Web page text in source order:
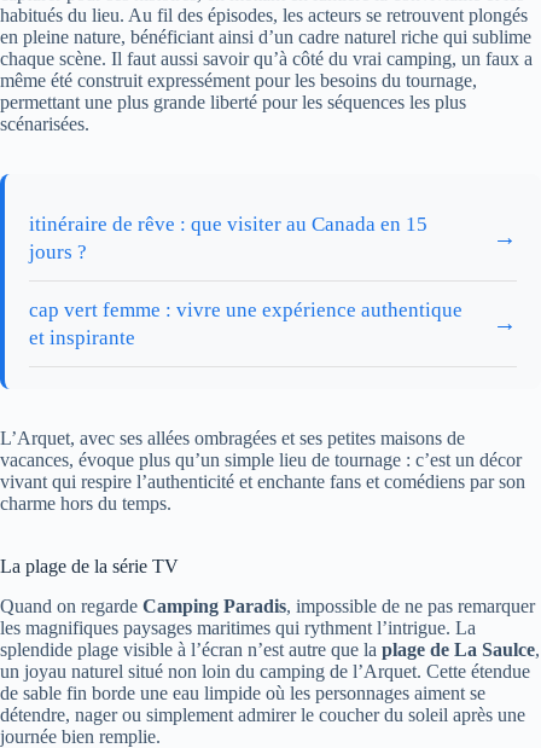
habitués du lieu. Au fil des épisodes, les acteurs se retrouvent plongés
en pleine nature, bénéficiant ainsi d’un cadre naturel riche qui sublime
chaque scène. Il faut aussi savoir qu’à côté du vrai camping, un faux a
même été construit expressément pour les besoins du tournage,
permettant une plus grande liberté pour les séquences les plus
scénarisées.
itinéraire de rêve : que visiter au Canada en 15
jours ?
→
cap vert femme : vivre une expérience authentique
et inspirante
→
L’Arquet, avec ses allées ombragées et ses petites maisons de
vacances, évoque plus qu’un simple lieu de tournage : c’est un décor
vivant qui respire l’authenticité et enchante fans et comédiens par son
charme hors du temps.
La plage de la série TV
Quand on regarde Camping Paradis, impossible de ne pas remarquer
les magnifiques paysages maritimes qui rythment l’intrigue. La
splendide plage visible à l’écran n’est autre que la plage de La Saulce,
un joyau naturel situé non loin du camping de l’Arquet. Cette étendue
de sable fin borde une eau limpide où les personnages aiment se
détendre, nager ou simplement admirer le coucher du soleil après une
journée bien remplie.